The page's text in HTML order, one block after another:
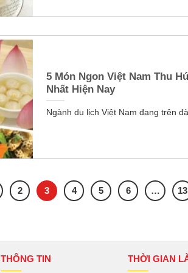
5 Món Ngon Việt Nam Thu
Nhất Hiện Nay
Ngành du lịch Việt Nam đang trên
2 3 4 5 6 … 13
THÔNG TIN THỜI GIAN